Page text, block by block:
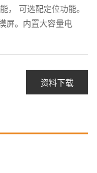
， 可选配定位功能。
屏。内置大容量电
资料下载